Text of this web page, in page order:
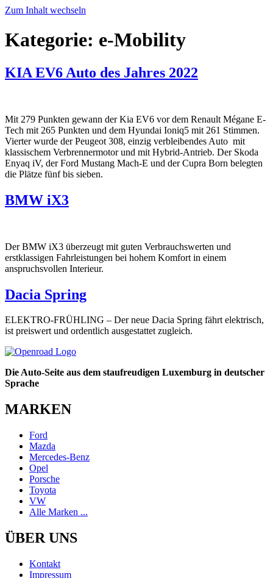
Zum Inhalt wechseln
Kategorie: e-Mobility
KIA EV6 Auto des Jahres 2022
Mit 279 Punkten gewann der Kia EV6 vor dem Renault Mégane E-
Tech mit 265 Punkten und dem Hyundai Ioniq5 mit 261 Stimmen.
Vierter wurde der Peugeot 308, einzig verbleibendes Auto mit
klassischem Verbrennermotor und mit Hybrid-Antrieb. Der Skoda
Enyaq iV, der Ford Mustang Mach-E und der Cupra Born belegten
die Plätze fünf bis sieben.
BMW iX3
Der BMW iX3 überzeugt mit guten Verbrauchswerten und
erstklassigen Fahrleistungen bei hohem Komfort in einem
anspruchsvollen Interieur.
Dacia Spring
ELEKTRO-FRÜHLING – Der neue Dacia Spring fährt elektrisch,
ist preiswert und ordentlich ausgestattet zugleich.
Die Auto-Seite aus dem staufreudigen Luxemburg in deutscher
Sprache
MARKEN
Ford
Mazda
Mercedes-Benz
Opel
Porsche
Toyota
VW
Alle Marken ...
ÜBER UNS
Kontakt
Impressum